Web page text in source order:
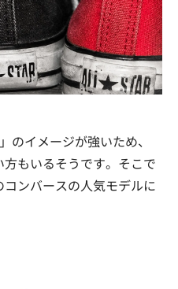
のイメージが強いため、
もいるそうです。そこで
ンバースの人気モデルに